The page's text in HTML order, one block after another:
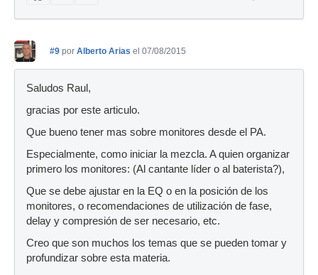
#9 por Alberto Arias el 07/08/2015
Saludos Raul,
gracias por este articulo.
Que bueno tener mas sobre monitores desde el PA.
Especialmente, como iniciar la mezcla. A quien organizar
primero los monitores: (Al cantante líder o al baterista?),
Que se debe ajustar en la EQ o en la posición de los
monitores, o recomendaciones de utilización de fase,
delay y compresión de ser necesario, etc.
Creo que son muchos los temas que se pueden tomar y
profundizar sobre esta materia.